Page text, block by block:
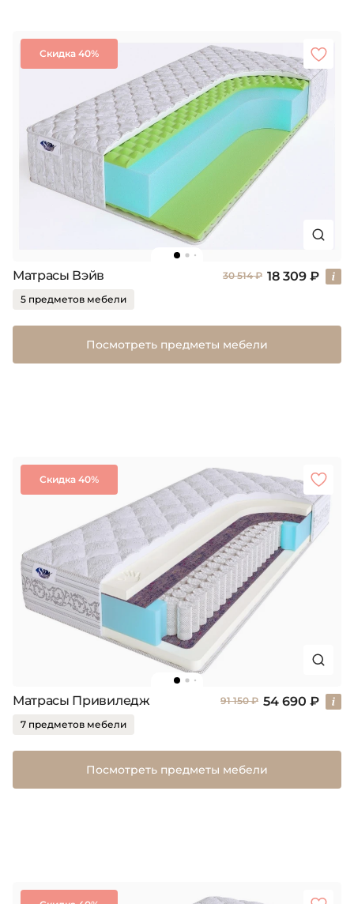
Скидка 40%
Матрасы Вэйв 30 514 ₽ 18 309 ₽
5 предметов мебели
Посмотреть предметы мебели
Скидка 40%
Матрасы Привиледж 91 150 ₽ 54 690 ₽
7 предметов мебели
Посмотреть предметы мебели